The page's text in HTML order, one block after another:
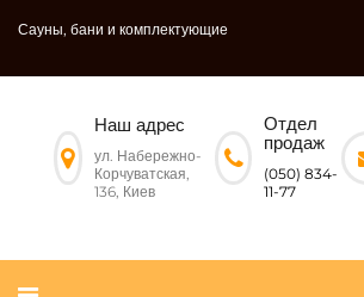
Сауны, бани и комплектующие
Наш адрес
ул. Набережно-
Корчуватская,
136, Киев
Отдел
продаж
(050) 834-
11-77